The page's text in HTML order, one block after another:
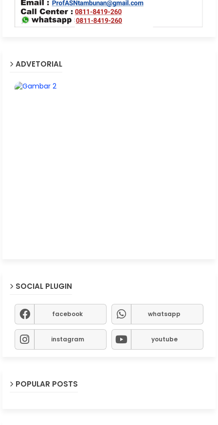
ADVETORIAL
SOCIAL PLUGIN
facebook whatsapp
instagram youtube
POPULAR POSTS